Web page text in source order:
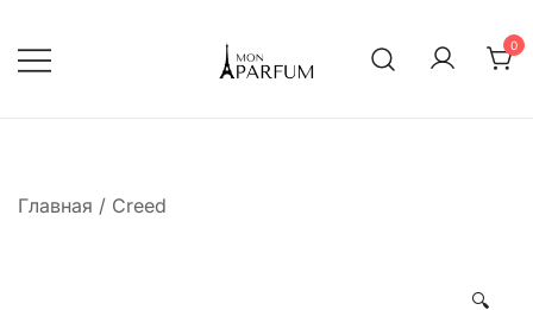
содержимому
0
Главная / Creed
🔍